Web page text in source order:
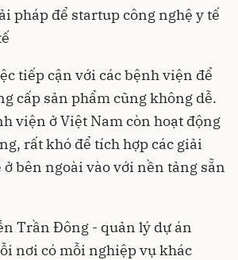
pháp để startup công nghệ y tế
tiếp cận với các bệnh viện để
cấp sản phẩm cũng không dễ.
viện ở Việt Nam còn hoạt động
rất khó để tích hợp các giải
bên ngoài vào với nền tảng sẵn
Trần Đông - quản lý dự án
nơi có mỗi nghiệp vụ khác